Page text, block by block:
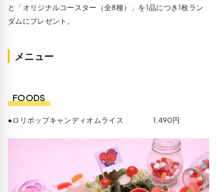
と「オリジナルコースター（全8種）」を1品につき1枚ラン
ダムにプレゼント。
メニュー
FOODS
●ロリポップキャンディオムライス 1,490円